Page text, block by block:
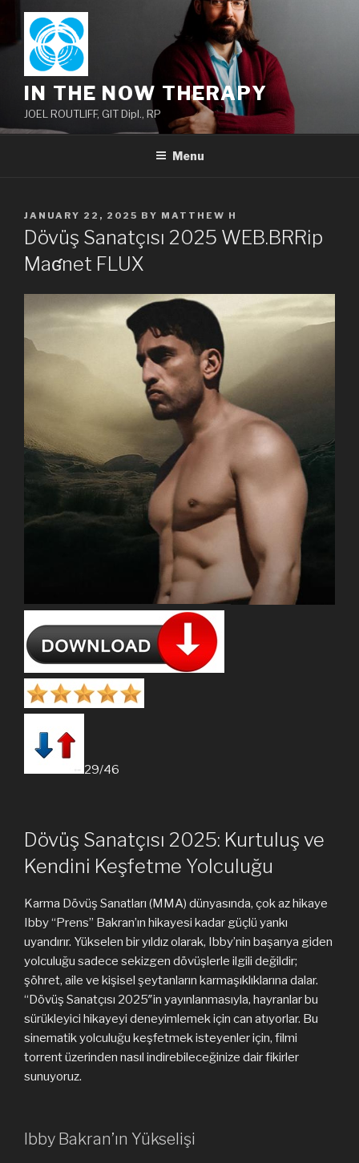
content
IN THE NOW THERAPY
JOEL ROUTLIFF, GIT Dipl., RP
Menu
POSTED
ON
JANUARY 22, 2025 BY MATTHEW H
Dövüş Sanatçısı 2025 WEB.BRRip
Maʛnet FLUX
29/46
Dövüş Sanatçısı 2025: Kurtuluş ve
Kendini Keşfetme Yolculuğu
Karma Dövüş Sanatları (MMA) dünyasında, çok az hikaye
Ibby “Prens” Bakran’ın hikayesi kadar güçlü yankı
uyandırır. Yükselen bir yıldız olarak, Ibby’nin başarıya giden
yolculuğu sadece sekizgen dövüşlerle ilgili değildir;
şöhret, aile ve kişisel şeytanların karmaşıklıklarına dalar.
“Dövüş Sanatçısı 2025″in yayınlanmasıyla, hayranlar bu
sürükleyici hikayeyi deneyimlemek için can atıyorlar. Bu
sinematik yolculuğu keşfetmek isteyenler için, filmi
torrent üzerinden nasıl indirebileceğinize dair fikirler
sunuyoruz.
Ibby Bakran’ın Yükselişi